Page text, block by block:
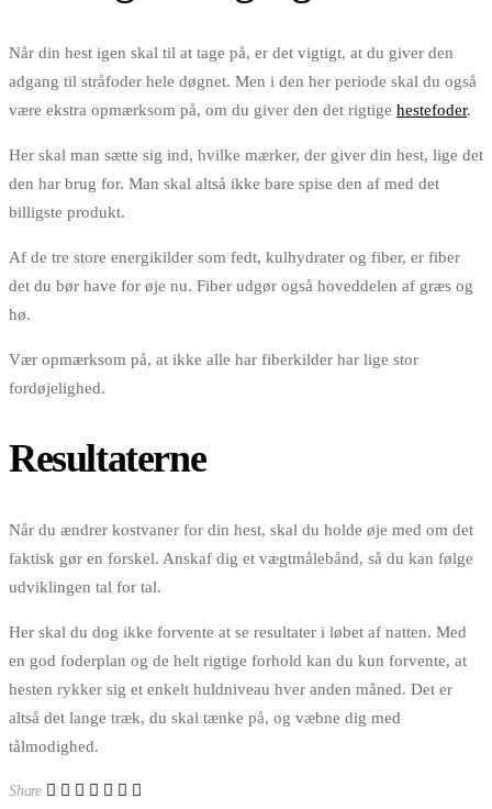
Når din hest igen skal til at tage på, er det vigtigt, at du giver den
adgang til stråfoder hele døgnet. Men i den her periode skal du også
være ekstra opmærksom på, om du giver den det rigtige hestefoder.
Her skal man sætte sig ind, hvilke mærker, der giver din hest, lige det
den har brug for. Man skal altså ikke bare spise den af med det
billigste produkt.
Af de tre store energikilder som fedt, kulhydrater og fiber, er fiber
det du bør have for øje nu. Fiber udgør også hoveddelen af græs og
hø.
Vær opmærksom på, at ikke alle har fiberkilder har lige stor
fordøjelighed.
Resultaterne
Når du ændrer kostvaner for din hest, skal du holde øje med om det
faktisk gør en forskel. Anskaf dig et vægtmålebånd, så du kan følge
udviklingen tal for tal.
Her skal du dog ikke forvente at se resultater i løbet af natten. Med
en god foderplan og de helt rigtige forhold kan du kun forvente, at
hesten rykker sig et enkelt huldniveau hver anden måned. Det er
altså det lange træk, du skal tænke på, og væbne dig med
tålmodighed.
Share